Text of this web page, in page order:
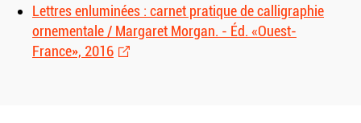
Lettres enluminées : carnet pratique de calligraphie
ornementale / Margaret Morgan. - Éd. «Ouest-
France», 2016